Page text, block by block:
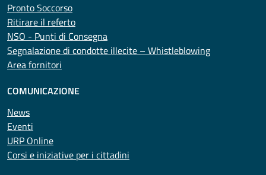
Pronto Soccorso
Ritirare il referto
NSO - Punti di Consegna
Segnalazione di condotte illecite – Whistleblowing
Area fornitori
COMUNICAZIONE
News
Eventi
URP Online
Corsi e iniziative per i cittadini